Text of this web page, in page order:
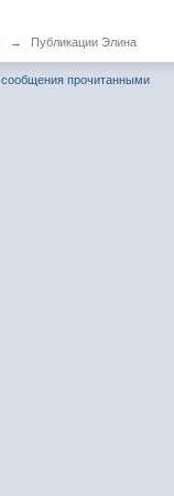
→ Публикации Элина
прочитанными